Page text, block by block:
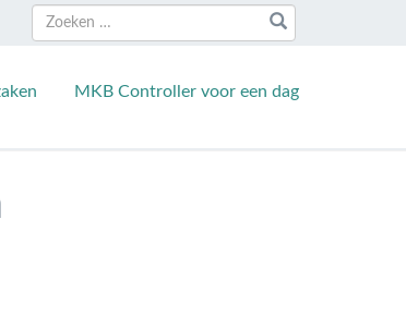
Zoeken
Zoeken
naar:
MKB Controller voor een dag